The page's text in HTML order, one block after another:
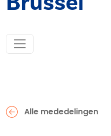
Alle mededelingen